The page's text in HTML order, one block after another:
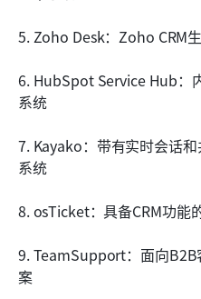
5. Zoho Desk：Zoho CRM
6. HubSpot Service Hub：
系统
7. Kayako：带有实时会话
系统
8. osTicket：具备CRM功能
9. TeamSupport：面向B2B
案